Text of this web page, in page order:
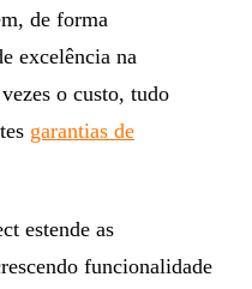
de forma
excelência na
o custo, tudo
garantias de
estende as
funcionalidade